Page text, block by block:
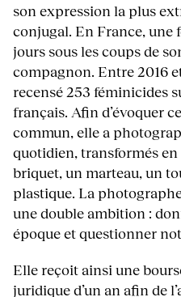
son expression la plus
conjugal. En France, une
jours sous les coups de
compagnon. Entre 2016
recensé 253 féminicides
français. Afin d’évoquer
commun, elle a
quotidien, transformés en
briquet, un marteau, un
plastique. La
une double ambition :
époque et questionner
Elle reçoit ainsi une
juridique d’un an afin de